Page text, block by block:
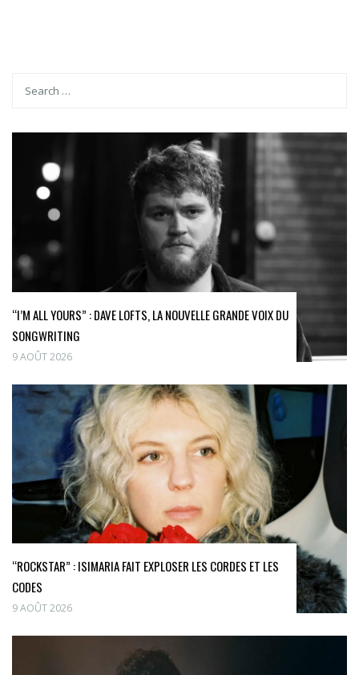
“I’M ALL YOURS” : DAVE LOFTS, LA NOUVELLE GRANDE VOIX DU
SONGWRITING
9 AOÛT 2026
“ROCKSTAR” : ISIMARIA FAIT EXPLOSER LES CORDES ET LES
CODES
9 AOÛT 2026